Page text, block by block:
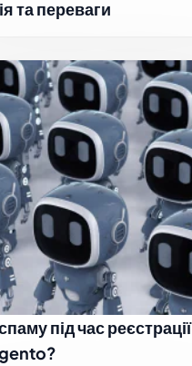
та переваги
під час реєстрації